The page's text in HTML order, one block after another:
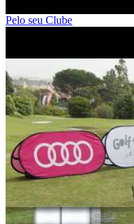
Pelo seu Clube